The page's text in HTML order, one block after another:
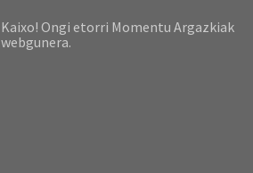
Kaixo! Ongi etorri Momentu Argazkiak
webgunera.